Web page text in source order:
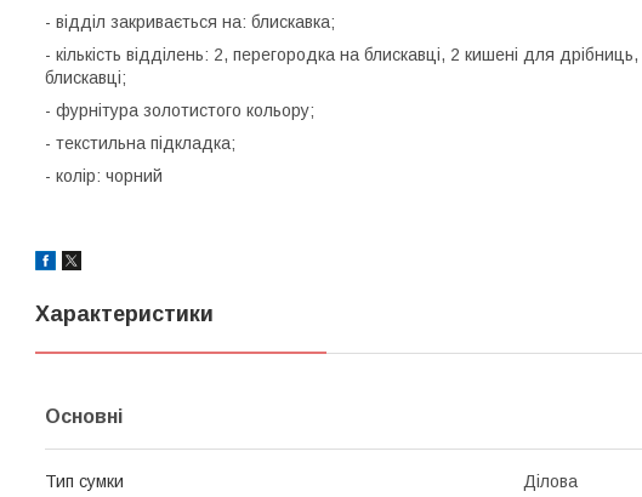
- відділ закривається на: блискавка;
- кількість відділень: 2, перегородка на блискавці, 2 кишені для
блискавці;
- фурнітура золотистого кольору;
- текстильна підкладка;
- колір: чорний
Характеристики
Основні
Тип сумки Ділова